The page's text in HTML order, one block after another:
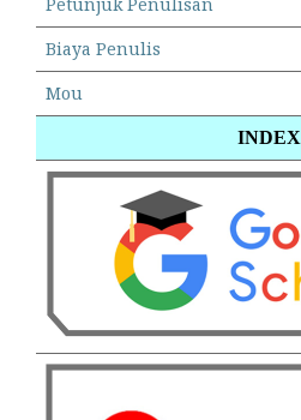
Biaya Penulis
Mou
INDEX